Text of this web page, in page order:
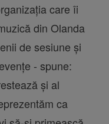
care îi
din Olanda
de sesiune și
- spune:
și al
ca